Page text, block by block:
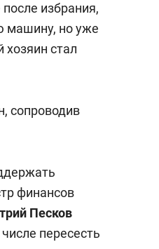
избрания,
машину, но уже
стал
сопроводив
финансов
Песков
пересесть